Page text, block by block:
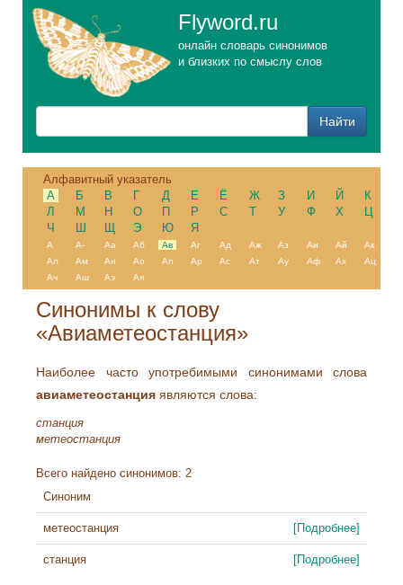
Flyword.ru
онлайн словарь синонимов
и близких по смыслу слов
Алфавитный указатель
А
Б В Г Д Е Ё Ж З И Й
К
Л
М Н О П Р С Т У Ф Х
Ц
Ч
Ш Щ Э Ю Я
А А- Аа Аб Ав Аг Ад Аж Аз Аи Ай
Ак
Ал
Ам Ан Ао Ап Ар Ас Ат Ау Аф Ах
Ац
Ач
Аш Аэ Ая
Синонимы к слову
«Авиаметеостанция»
Наиболее часто употребимыми синонимами слова
авиаметеостанция являются слова:
станция
метеостанция
Всего найдено синонимов: 2
Синоним
метеостанция [Подробнее]
станция [Подробнее]